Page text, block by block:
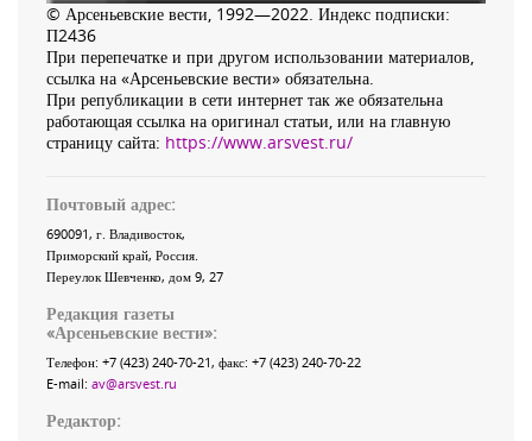
© Арсеньевские вести, 1992—2022. Индекс подписки:
П2436
При перепечатке и при другом использовании материалов,
ссылка на «Арсеньевские вести» обязательна.
При републикации в сети интернет так же обязательна
работающая ссылка на оригинал статьи, или на главную
страницу сайта: https://www.arsvest.ru/
Почтовый адрес:
690091, г. Владивосток,
Приморский край, Россия
Переулок Шевченко, дом 9, 27
Редакция газеты
«Арсеньевские вести»:
Телефон: +7 (423) 240-70-21, факс: +7 (423) 240-70-22
E-mail: av@arsvest.ru
Редактор: